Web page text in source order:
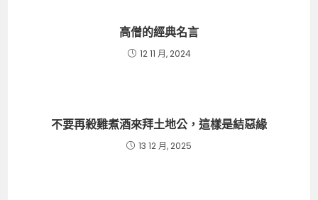
高僧的經典名言
12 11 月, 2024
不要再殺雞煮酒來拜土地公，這樣是結惡緣
13 12 月, 2025